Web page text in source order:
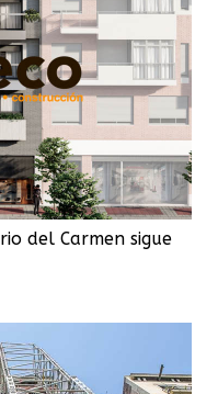
del Carmen sigue